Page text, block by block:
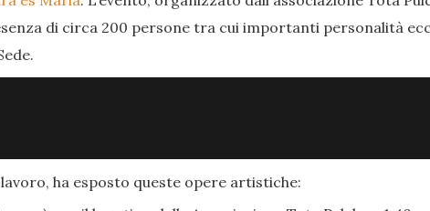
di circa 200 persone tra cui importanti personalità
ha esposto queste opere artistiche: